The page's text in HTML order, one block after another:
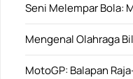
Seni Melempar Bola:
Mengenal Olahraga
MotoGP: Balapan